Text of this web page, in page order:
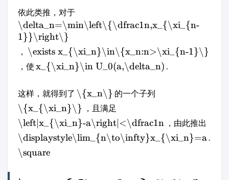
依此类推，对于
\delta_n=\min\left\{\dfrac1n,x_{\xi_{n-
1}}\right\}
， \exists x_{\xi_n}\in\{x_n:n>\xi_{n-1}\}
，使 x_{\xi_n}\in U_0(a,\delta_n) .
这样，就得到了 \{x_n\} 的一个子列
\{x_{\xi_n}\} ，且满足
\left|x_{\xi_n}-a\right|<\dfrac1n ，由此推出
\displaystyle\lim_{n\to\infty}x_{\xi_n}=a.
\square